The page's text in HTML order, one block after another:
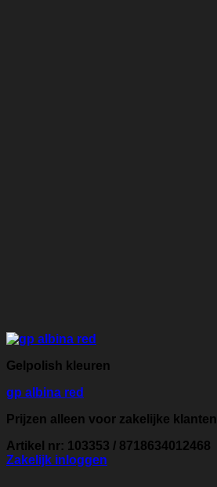
Gelpolish kleuren
gp albina red
Prijzen alleen voor zakelijke klanten
Artikel nr: 103353 / 8718634012468
Zakelijk inloggen